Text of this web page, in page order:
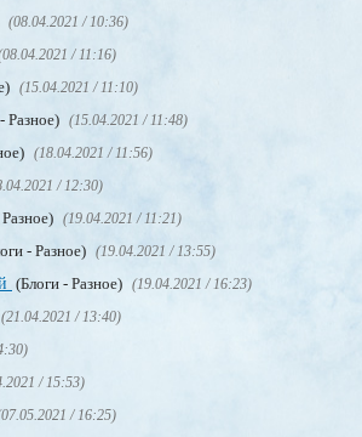
(08.04.2021 / 10:36)
/ 11:16)
(15.04.2021 / 11:10)
Разное) (15.04.2021 / 11:48)
(18.04.2021 / 11:56)
/ 12:30)
(19.04.2021 / 11:21)
- Разное) (19.04.2021 / 13:55)
(Блоги - Разное) (19.04.2021 / 16:23)
(21.04.2021 / 13:40)
/ 15:53)
/ 16:25)